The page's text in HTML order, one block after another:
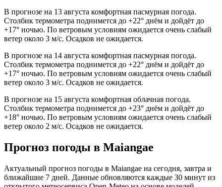
В прогнозе на 13 августа комфортная пасмурная погода.
Столбик термометра поднимется до +22° днём и дойдёт до
+17° ночью. По ветровым условиям ожидается очень слабый
ветер около 3 м/с. Осадков не ожидается.
В прогнозе на 14 августа комфортная пасмурная погода.
Столбик термометра поднимется до +22° днём и дойдёт до
+17° ночью. По ветровым условиям ожидается очень слабый
ветер около 3 м/с. Осадков не ожидается.
В прогнозе на 15 августа комфортная облачная погода.
Столбик термометра поднимется до +23° днём и дойдёт до
+18° ночью. По ветровым условиям ожидается очень слабый
ветер около 2 м/с. Осадков не ожидается.
Прогноз погоды в Maiangaе
Актуальный прогноз погоды в Maiangaе на сегодня, завтра и
ближайшие 7 дней. Данные обновляются каждые 30 минут из